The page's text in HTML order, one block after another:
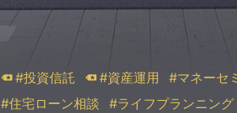
#投資信託 #資産運用 #マネーセ
#住宅ローン相談
#ライフプランニング